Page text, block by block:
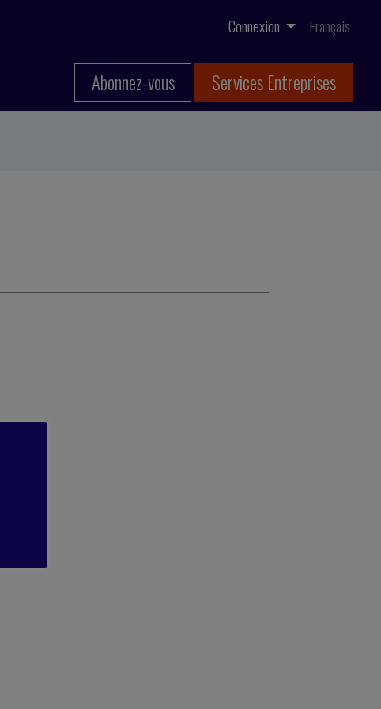
Connexion Français
Abonnez-vous Services Entreprises